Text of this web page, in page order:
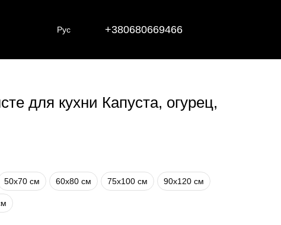
Рус +380680669466
для кухни Капуста, огурец,
50х70 см 60х80 см 75х100 см 90х120 см